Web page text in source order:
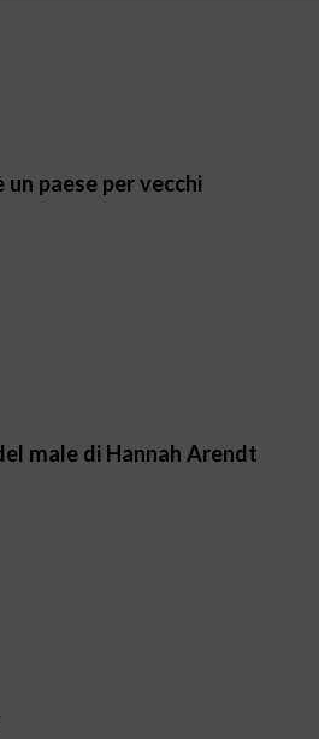
paese per vecchi
male di Hannah Arendt